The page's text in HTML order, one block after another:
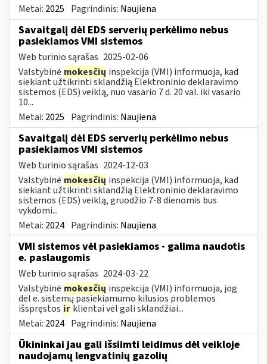
Metai: 2025 Pagrindinis: Naujiena
Savaitgalį dėl EDS serverių perkėlimo nebus
pasiekiamos VMI sistemos
Web turinio sąrašas 2025-02-06
Valstybinė mokesčių inspekcija (VMI) informuoja, kad
siekiant užtikrinti sklandžią Elektroninio deklaravimo
sistemos (EDS) veiklą, nuo vasario 7 d. 20 val. iki vasario
10...
Metai: 2025 Pagrindinis: Naujiena
Savaitgalį dėl EDS serverių perkėlimo nebus
pasiekiamos VMI sistemos
Web turinio sąrašas 2024-12-03
Valstybinė mokesčių inspekcija (VMI) informuoja, kad
siekiant užtikrinti sklandžią Elektroninio deklaravimo
sistemos (EDS) veiklą, gruodžio 7-8 dienomis bus
vykdomi...
Metai: 2024 Pagrindinis: Naujiena
VMI sistemos vėl pasiekiamos - galima naudotis
e. paslaugomis
Web turinio sąrašas 2024-03-22
Valstybinė mokesčių inspekcija (VMI) informuoja, jog
dėl e. sistemų pasiekiamumo kilusios problemos
išspręstos ir klientai vėl gali sklandžiai...
Metai: 2024 Pagrindinis: Naujiena
Ūkininkai jau gali išsiimti leidimus dėl veikloje
naudojamų lengvatinių gazolių